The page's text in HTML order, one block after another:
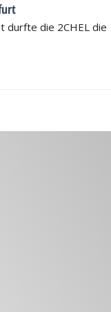
durfte die 2CHEL die